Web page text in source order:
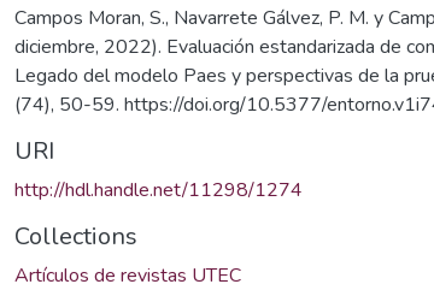
Campos Moran, S., Navarrete Gálvez, P. M. y
diciembre, 2022). Evaluación estandarizada de
Legado del modelo Paes y perspectivas de la
(74), 50-59. https://doi.org/10.5377/
URI
http://hdl.handle.net/11298/1274
Collections
Artículos de revistas UTEC